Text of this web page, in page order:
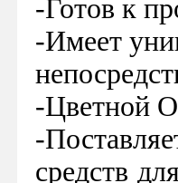
-Готов к
-Имеет
-Цветной
-
средств